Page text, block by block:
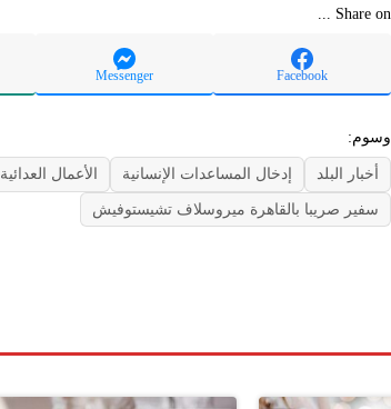
Share on ...
Facebook
Messenger
وسوم:
أخبار البلد إدخال المساعدات الإنسانية الأعمال العدائية
سفير صريبا بالقاهرة ميروسلاف تشيستوفيش